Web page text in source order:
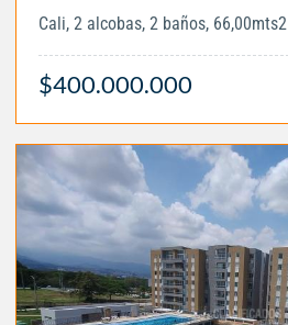
Cali, 2 alcobas, 2 baños, 66,00mts2
$400.000.000